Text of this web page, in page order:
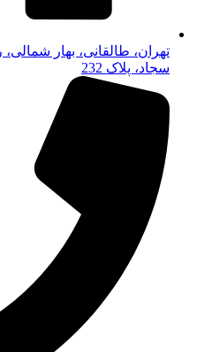
تهران، طالقانی، بهار
سجاد، پلاک 232